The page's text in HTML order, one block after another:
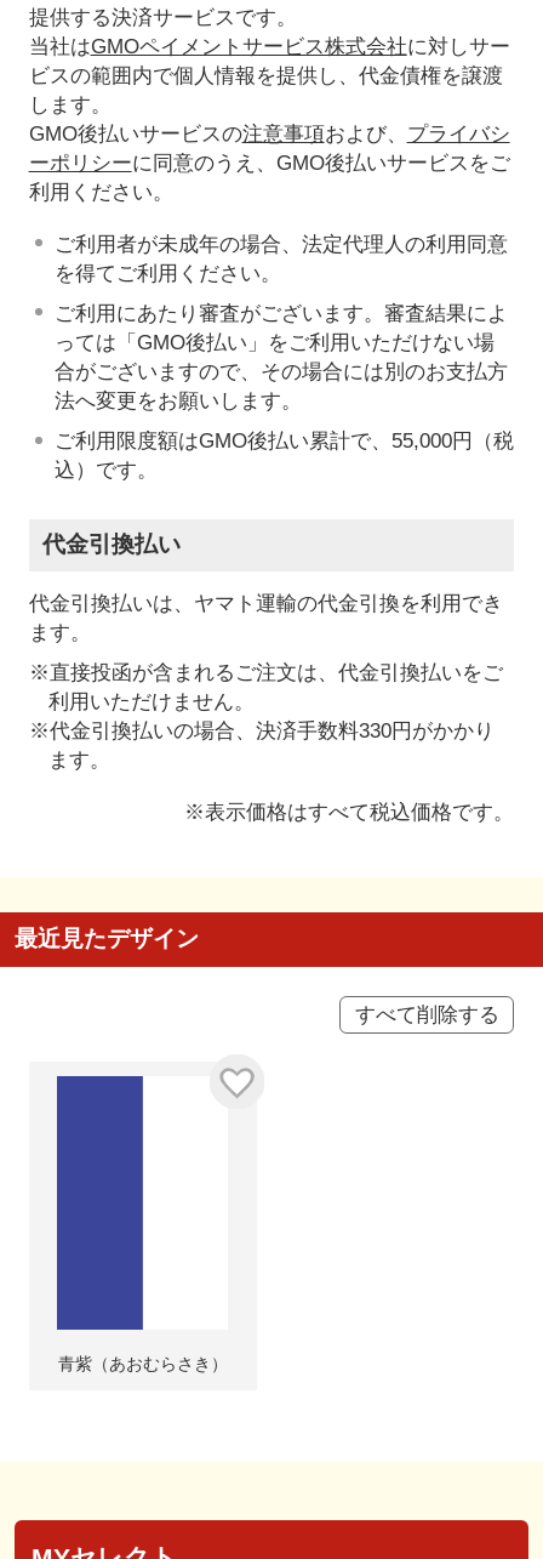
提供する決済サービスです。
当社はGMOペイメントサービス株式会社に対しサー
ビスの範囲内で個人情報を提供し、代金債権を譲渡
します。
GMO後払いサービスの注意事項および、 プライバシ
ーポリシーに同意のうえ、GMO後払いサービスをご
利用ください。
ご利用者が未成年の場合、法定代理人の利用同意
を得てご利用ください。
ご利用にあたり審査がございます。審査結果によ
っては「GMO後払い」をご利用いただけない場
合がございますので、その場合には別のお支払方
法へ変更をお願いします。
ご利用限度額はGMO後払い累計で、55,000円（税
込）です。
代金引換払い
代金引換払いは、ヤマト運輸の代金引換を利用でき
ます。
※直接投函が含まれるご注文は、代金引換払いをご
利用いただけません。
※代金引換払いの場合、決済手数料330円がかかり
ます。
※表示価格はすべて税込価格です。
最近見たデザイン
すべて削除する
青紫（あおむらさき）